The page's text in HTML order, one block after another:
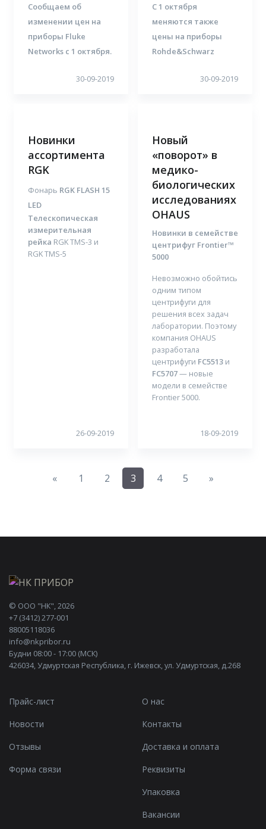
Сообщаем об
изменении цен на
приборы Fluke
Networks c 1 октября.
30-09-2019
С 1 октября
меняются также
цены на приборы
Rohde&Schwarz
30-09-2019
Новинки
ассортимента
RGK
Фонарь RGK FLASH 15
LED
Телескопическая
измерительная
рейка RGK TMS-3 и
RGK TMS-5
26-09-2019
Новый
«поворот» в
медико-
биологических
исследованиях
OHAUS
Новинки в семействе
центрифуг Frontier™
5000
Невозможно обойтись
одним типом
центрифуги для
решения всех задач
лаборатории. Поэтому
компания OHAUS
разработала
центрифуги FC5513 и
FC5707— новые
модели в семействе
Frontier 5000.
18-09-2019
«Previous
1 2 3 4 5 »
© ООО "НК", 2026
+7 (3412) 277-001
88005118036
info@nkpribor.ru
Будни 08:00 - 17:00 (МСК)
426034, Удмуртская Республика, г. Ижевск, ул. Удмуртская, д.268
Прайс-лист
Новости
Отзывы
Форма связи
О нас
Контакты
Доставка и оплата
Реквизиты
Упаковка
Вакансии